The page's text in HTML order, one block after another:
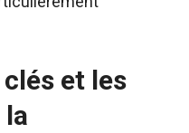
et les